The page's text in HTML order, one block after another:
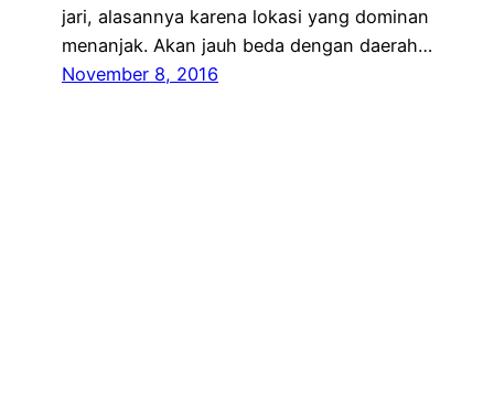
jari, alasannya karena lokasi yang dominan
menanjak. Akan jauh beda dengan daerah…
November 8, 2016